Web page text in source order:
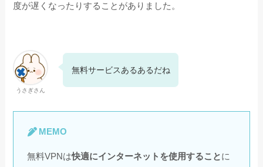
度が遅くなったりすることがありました。
うさぎさん
無料サービスあるあるだね
MEMO
無料VPNは快適にインターネットを使用することに